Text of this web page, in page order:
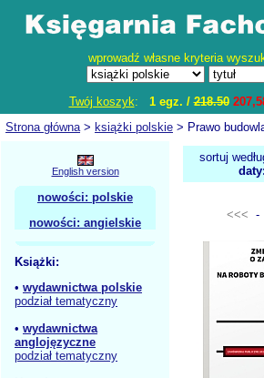
wprowadź własne kryteria
Twój koszyk: 1 egz. /218.50
Strona główna> książki polskie > Prawo
English version
nowości: polskie
nowości: angielskie
Książki:
• wydawnictwa polskie
podział tematyczny
• wydawnictwa
anglojęzyczne
podział tematyczny
sortuj
daty:
<<< -